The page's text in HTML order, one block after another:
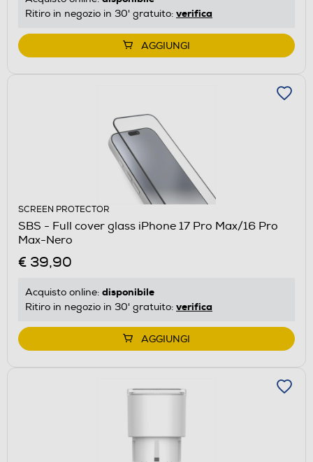
Ritiro in negozio in 30' gratuito: verifica
AGGIUNGI
SCREEN PROTECTOR
SBS - Full cover glass iPhone 17 Pro Max/16 Pro
Max-Nero
€ 39,90
Acquisto online: disponibile
Ritiro in negozio in 30' gratuito: verifica
AGGIUNGI